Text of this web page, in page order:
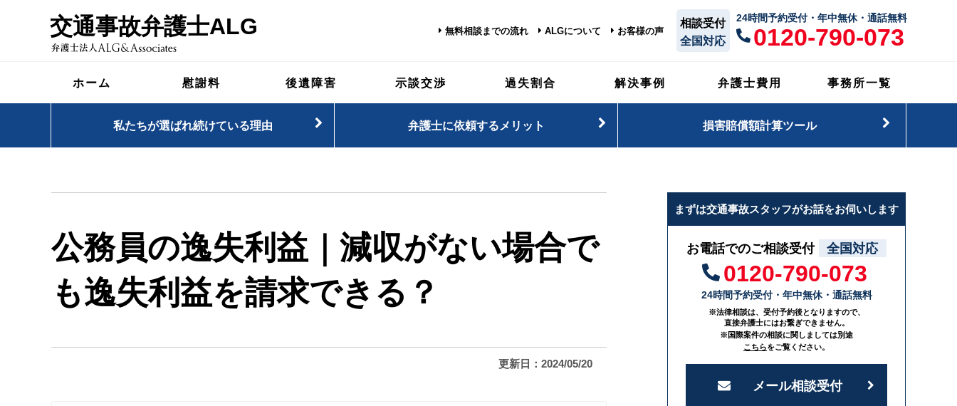
交通事故弁護士ALG 無料相談までの流れ ALGについて お客様の声
相談受付
全国対応
24時間予約受付・年中無休・通話無料
0120-790-073
ホーム 慰謝料 後遺障害 示談交渉 過失割合 解決事例 弁護士費用 事務所一覧
私たちが選ばれ続けている理由 弁護士に依頼するメリット 損害賠償額計算ツール
公務員の逸失利益｜減収がない場合で
も逸失利益を請求できる？
更新日：2024/05/20
まずは交通事故スタッフがお話をお伺いします
お電話でのご相談受付 全国対応
0120-790-073
24時間予約受付・年中無休・通話無料
※法律相談は、受付予約後となりますので、
直接弁護士にはお繋ぎできません。
※国際案件の相談に関しましては別途
こちらをご覧ください。
メール相談受付